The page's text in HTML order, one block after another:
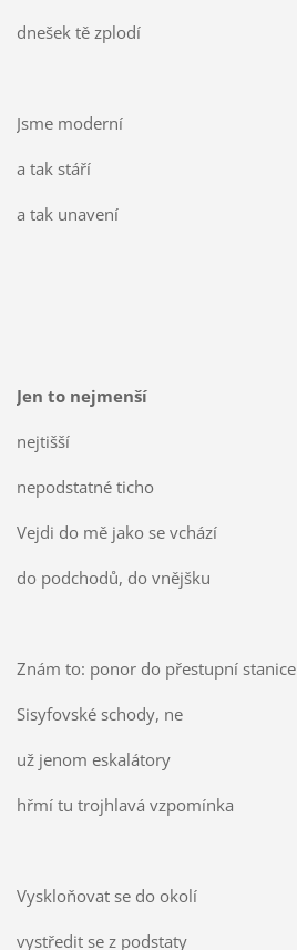
dnešek tě zplodí
Jsme moderní
a tak stáří
a tak unavení
Jen to nejmenší
nejtišší
nepodstatné ticho
Vejdi do mě jako se vchází
do podchodů, do vnějšku
Znám to: ponor do přestupní stanice
Sisyfovské schody, ne
už jenom eskalátory
hřmí tu trojhlavá vzpomínka
Vyskloňovat se do okolí
vystředit se z podstaty